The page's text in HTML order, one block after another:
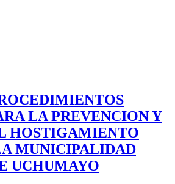
LA PREVENCION Y
HOSTIGAMIENTO
MUNICIPALIDAD
UCHUMAYO